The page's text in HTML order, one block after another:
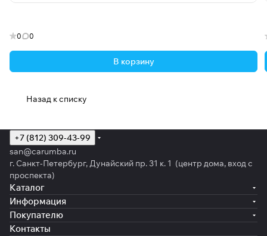
0 0
В корзину
Назад к списку
+7 (812) 309-43-99
san@carumba.ru
г. Санкт-Петербург, Дунайский пр. 31 к. 1 (центр дома, вход с
проспекта)
Каталог
Информация
Покупателю
Контакты